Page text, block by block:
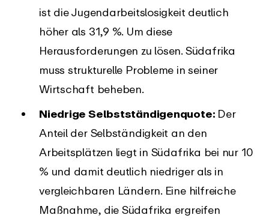
ist die Jugendarbeitslosigkeit deutlich
höher als 31,9 %. Um diese
Herausforderungen zu lösen. Südafrika
muss strukturelle Probleme in seiner
Wirtschaft beheben.
Niedrige Selbstständigenquote: Der
Anteil der Selbständigkeit an den
Arbeitsplätzen liegt in Südafrika bei nur 10
% und damit deutlich niedriger als in
vergleichbaren Ländern. Eine hilfreiche
Maßnahme, die Südafrika ergreifen